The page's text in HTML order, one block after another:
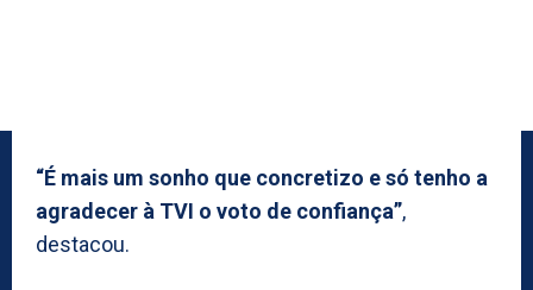
“É mais um sonho que concretizo e só tenho a
agradecer à TVI o voto de confiança”,
destacou.